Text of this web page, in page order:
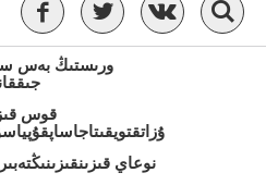
قازاقستانداعى
ورىستىڭ بەس
قوس
نوعاي